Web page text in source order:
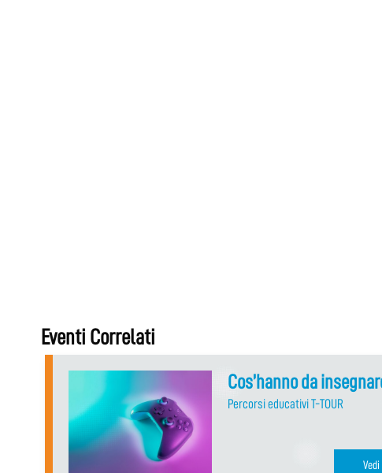
Eventi Correlati
Cos’hanno da
Percorsi educativi T-TOUR